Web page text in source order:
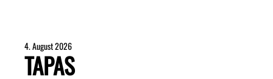
4. August 2026
TAPAS